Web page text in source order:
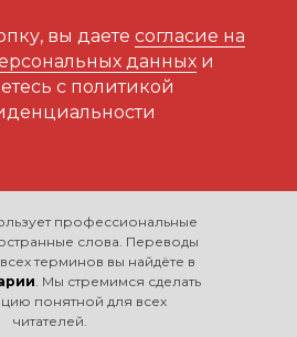
вы даете согласие на
данныхи
c политикой
профессиональные
слова. Переводы
терминов вы найдёте в
. Мы стремимся сделать
понятной для всех
читателей.